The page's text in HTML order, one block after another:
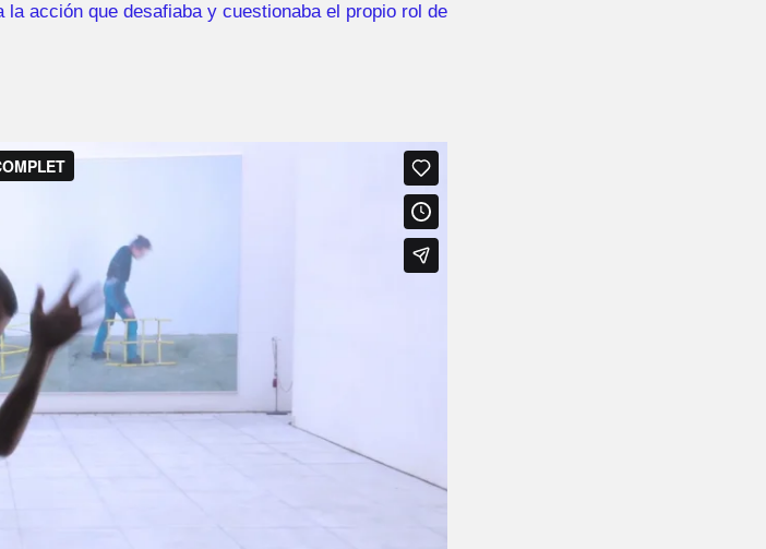
acción que desafiaba y cuestionaba el propio rol de